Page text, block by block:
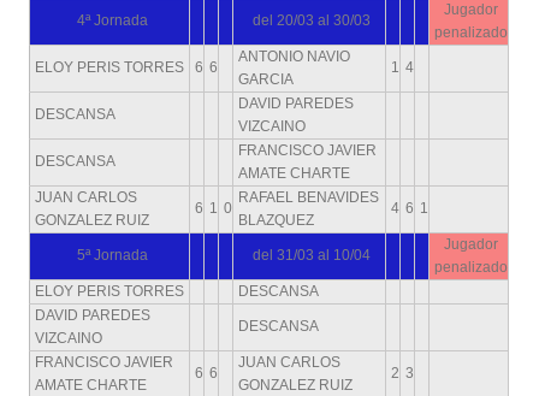
4ª Jornada del 20/03 al 30/03
Jugador
penalizado
ELOY PERIS TORRES 6 6
ANTONIO NAVIO
GARCIA
1 4
DESCANSA
DAVID PAREDES
VIZCAINO
DESCANSA
FRANCISCO JAVIER
AMATE CHARTE
JUAN CARLOS
GONZALEZ RUIZ
6 1 0
RAFAEL BENAVIDES
BLAZQUEZ
4 6 1
5ª Jornada del 31/03 al 10/04
Jugador
penalizado
ELOY PERIS TORRES
DESCANSA
DAVID PAREDES
VIZCAINO
DESCANSA
FRANCISCO JAVIER
AMATE CHARTE
6 6
JUAN CARLOS
GONZALEZ RUIZ
2 3